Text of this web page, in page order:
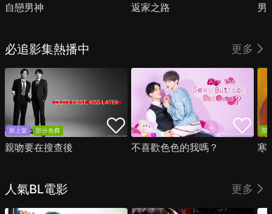
自戀男神 返家之路 男
必追影集熱播中 更多
新上架 部分免費
親吻要在搜查後 不喜歡色色的我嗎？
部
寒
人氣BL電影 更多